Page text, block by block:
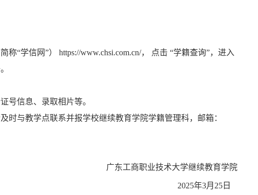
“学信网”） https://www.chsi.com.cn/， 点击 “学籍查询”，进入
。
号信息、录取相片等。
时与教学点联系并报学校继续教育学院学籍管理科，邮箱：
广东工商职业技术大学继续教育学院
2025年3月25日